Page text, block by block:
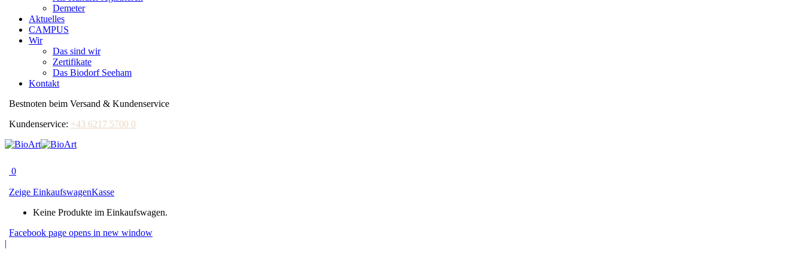
Demeter
Aktuelles
CAMPUS
Wir
Das sind wir
Zertifikate
Das Biodorf Seeham
Kontakt
Bestnoten beim Versand & Kundenservice
Kundenservice: +43 6217 5700 0
0
Zeige EinkaufswagenKasse
Keine Produkte im Einkaufswagen.
Facebook page opens in new window
|